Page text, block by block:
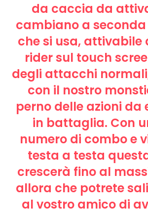
da caccia da
cambiano a
che si usa, attivabile
rider sul touch
degli attacchi
con il nostro
perno delle azioni da
in battaglia. Con
numero di combo e
testa a testa
crescerà fino al
allora che potrete
al vostro amico di